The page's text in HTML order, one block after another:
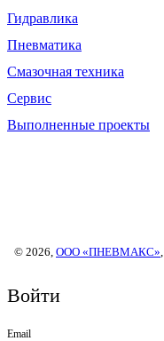
Гидравлика
Пневматика
Смазочная техника
Сервис
Выполненные проекты
© 2026, ООО «ПНЕВМАКС»,
Войти
Email